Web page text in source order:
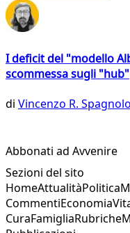
I deficit del "modello
scommessa sugli "hub"
di Vincenzo R. Spagnolo
Abbonati ad Avvenire
Sezioni del sito
HomeAttualitàPolitica
CommentiEconomia
CuraFamigliaRubriche